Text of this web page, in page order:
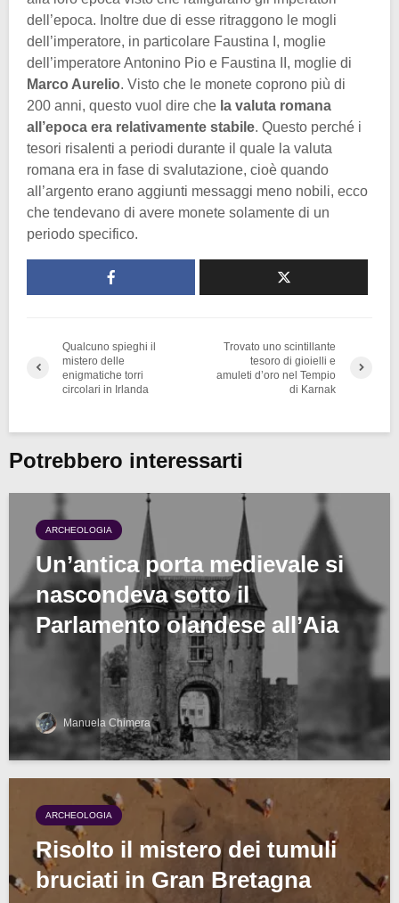
dell’epoca. Inoltre due di esse ritraggono le mogli
dell’imperatore, in particolare Faustina I, moglie
dell’imperatore Antonino Pio e Faustina II, moglie di
Marco Aurelio. Visto che le monete coprono più di
200 anni, questo vuol dire che la valuta romana
all’epoca era relativamente stabile. Questo perché i
tesori risalenti a periodi durante il quale la valuta
romana era in fase di svalutazione, cioè quando
all’argento erano aggiunti messaggi meno nobili, ecco
che tendevano di avere monete solamente di un
periodo specifico.
Qualcuno spieghi il
mistero delle
enigmatiche torri
circolari in Irlanda
Trovato uno scintillante
tesoro di gioielli e
amuleti d’oro nel Tempio
di Karnak
Potrebbero interessarti
ARCHEOLOGIA
Un’antica porta medievale si
nascondeva sotto il
Parlamento olandese all’Aia
Manuela Chimera
ARCHEOLOGIA
Risolto il mistero dei tumuli
bruciati in Gran Bretagna